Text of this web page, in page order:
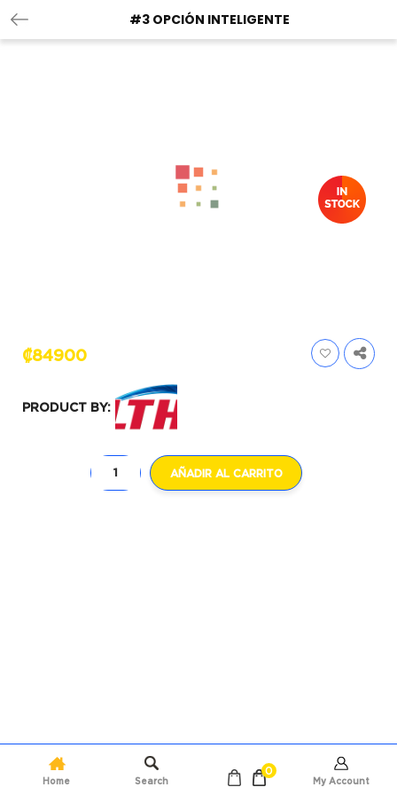
#3 OPCIÓN INTELIGENTE
₡84900
PRODUCT BY:
AÑADIR AL CARRITO
Home Search
0
My Account